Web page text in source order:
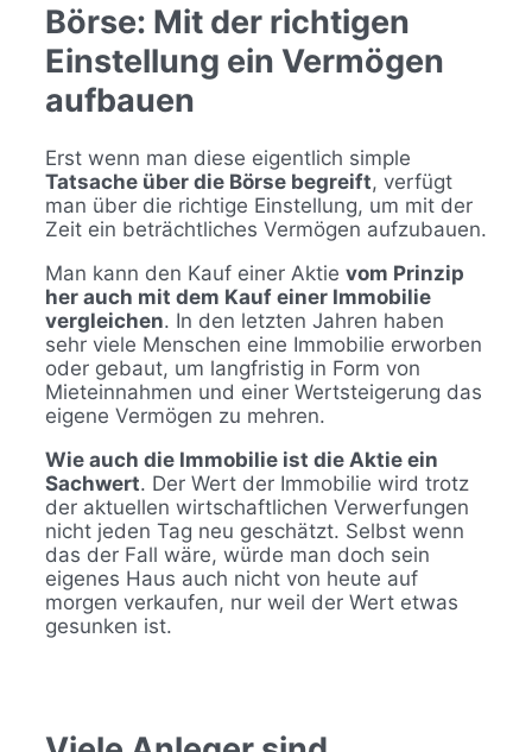
Börse: Mit der richtigen
Einstellung ein Vermögen
aufbauen
Erst wenn man diese eigentlich simple
Tatsache über die Börse begreift, verfügt
man über die richtige Einstellung, um mit der
Zeit ein beträchtliches Vermögen aufzubauen.
Man kann den Kauf einer Aktie vom Prinzip
her auch mit dem Kauf einer Immobilie
vergleichen. In den letzten Jahren haben
sehr viele Menschen eine Immobilie erworben
oder gebaut, um langfristig in Form von
Mieteinnahmen und einer Wertsteigerung das
eigene Vermögen zu mehren.
Wie auch die Immobilie ist die Aktie ein
Sachwert. Der Wert der Immobilie wird trotz
der aktuellen wirtschaftlichen Verwerfungen
nicht jeden Tag neu geschätzt. Selbst wenn
das der Fall wäre, würde man doch sein
eigenes Haus auch nicht von heute auf
morgen verkaufen, nur weil der Wert etwas
gesunken ist.